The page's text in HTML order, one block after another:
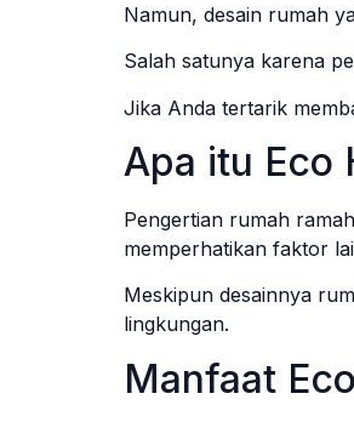
Namun, desain rumah
Salah satunya karena
Jika Anda tertarik
Apa itu Eco
Pengertian rumah
memperhatikan faktor
Meskipun desainnya
lingkungan.
Manfaat